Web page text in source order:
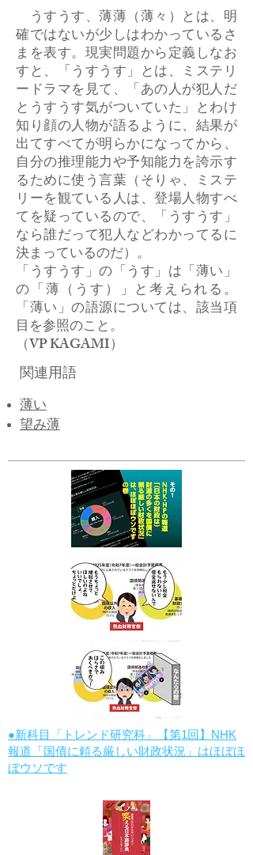
うすうす、薄薄（薄々）とは、明
確ではないが少しはわかっているさ
まを表す。現実問題から定義しなお
すと、「うすうす」とは、ミステリ
ードラマを見て、「あの人が犯人だ
とうすうす気がついていた」とわけ
知り顔の人物が語るように、結果が
出てすべてが明らかになってから、
自分の推理能力や予知能力を誇示す
るために使う言葉（そりゃ、ミステ
リーを観ている人は、登場人物すべ
てを疑っているので、「うすうす」
なら誰だって犯人などわかってるに
決まっているのだ）。
「うすうす」の「うす」は「薄い」
の「薄（うす）」と考えられる。
「薄い」の語源については、該当項
目を参照のこと。
​（VP KAGAMI）
関連用語
薄い
望み薄
●新科目「トレンド研究科」【第1回】NHK
報道「国債に頼る厳しい財政状況」はほぼほ
ぼウソです